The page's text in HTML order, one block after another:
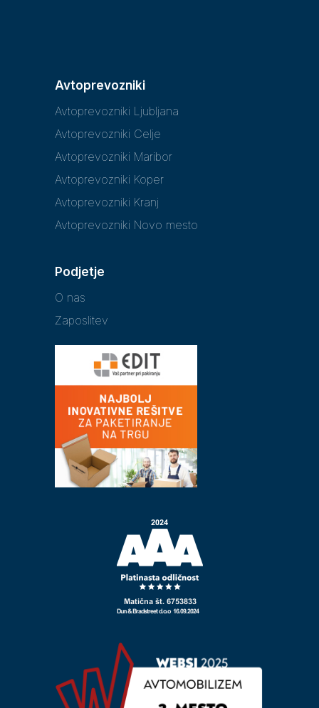
Avtoprevozniki
Avtoprevozniki Ljubljana
Avtoprevozniki Celje
Avtoprevozniki Maribor
Avtoprevozniki Koper
Avtoprevozniki Kranj
Avtoprevozniki Novo mesto
Podjetje
O nas
Zaposlitev